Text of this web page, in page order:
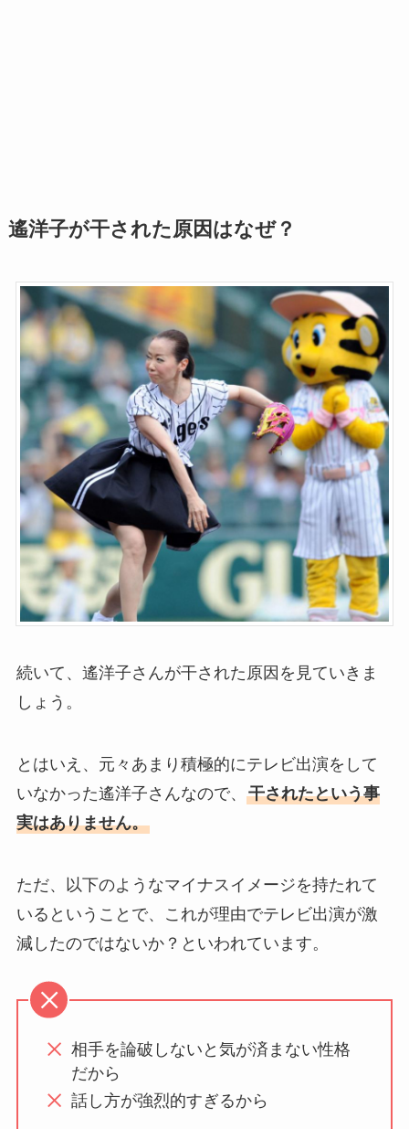
遙洋子が干された原因はなぜ？
続いて、遙洋子さんが干された原因を見ていきま
しょう。
とはいえ、元々あまり積極的にテレビ出演をして
いなかった遙洋子さんなので、 干されたという事
実はありません。
ただ、以下のようなマイナスイメージを持たれて
いるということで、これが理由でテレビ出演が激
減したのではないか？といわれています。
相手を論破しないと気が済まない性格
だから
話し方が強烈的すぎるから